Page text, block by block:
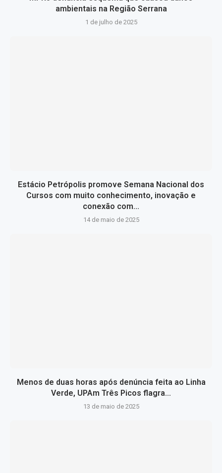
ambientais na Região Serrana
1 de julho de 2025
Estácio Petrópolis promove Semana Nacional dos
Cursos com muito conhecimento, inovação e
conexão com...
14 de maio de 2025
Menos de duas horas após denúncia feita ao Linha
Verde, UPAm Três Picos flagra...
13 de maio de 2025